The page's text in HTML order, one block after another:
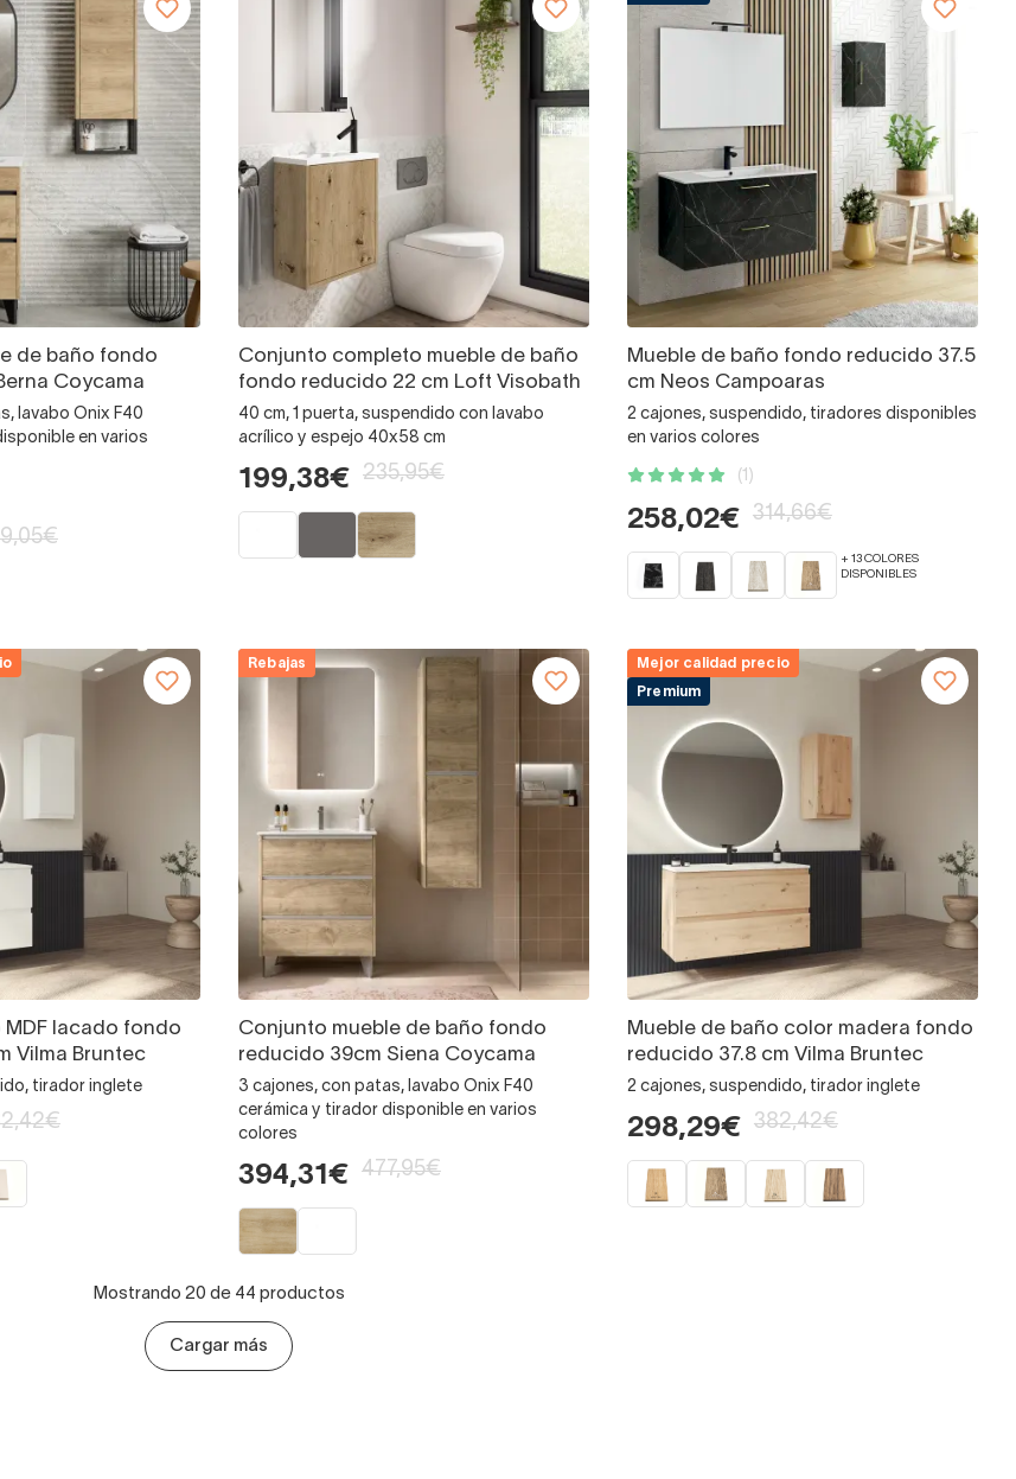
de baño fondo
Coycama
lavabo Onix F40
en varios
Conjunto completo mueble de baño
fondo reducido 22 cm Loft Visobath
40 cm, 1 puerta, suspendido con lavabo
acrílico y espejo 40x58 cm
199,38€ 235,95€
Mueble de baño fondo reducido 37.5
cm Neos Campoaras
2 cajones, suspendido, tiradores disponibles
en varios colores
(1)
258,02€ 314,66€
+ 13 COLORES
DISPONIBLES
MDF lacado fondo
Vilma Bruntec
tirador inglete
Rebajas
Conjunto mueble de baño fondo
reducido 39cm Siena Coycama
3 cajones, con patas, lavabo Onix F40
cerámica y tirador disponible en varios
colores
394,31€ 477,95€
Mejor calidad precio
Premium
Mueble de baño color madera fondo
reducido 37.8 cm Vilma Bruntec
2 cajones, suspendido, tirador inglete
298,29€ 382,42€
Mostrando 20 de 44 productos
Cargar más